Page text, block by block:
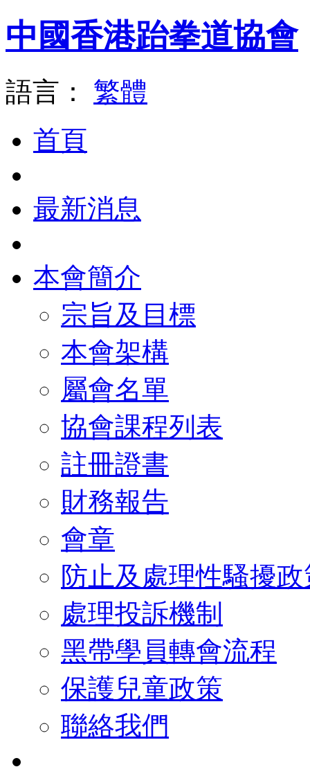
中國香港跆拳道協會
語言： 繁體
首頁
最新消息
本會簡介
宗旨及目標
本會架構
屬會名單
協會課程列表
註冊證書
財務報告
會章
防止及處理性騷擾
處理投訴機制
黑帶學員轉會流程
保護兒童政策
聯絡我們